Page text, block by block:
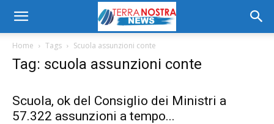
Home Tags Scuola assunzioni conte
Tag: scuola assunzioni conte
Scuola, ok del Consiglio dei Ministri a
57.322 assunzioni a tempo...